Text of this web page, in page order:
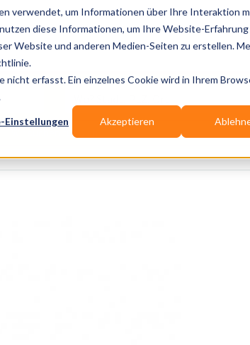
verwendet, um Informationen über Ihre Interaktion
diese Informationen, um Ihre Website-Erfahrung
Website und anderen Medien-Seiten zu erstellen.
erfasst. Ein einzelnes Cookie wird in Ihrem
Einstellungen Akzeptieren
Publikationen Branchen-Infos Services
Wir suchen für Dich